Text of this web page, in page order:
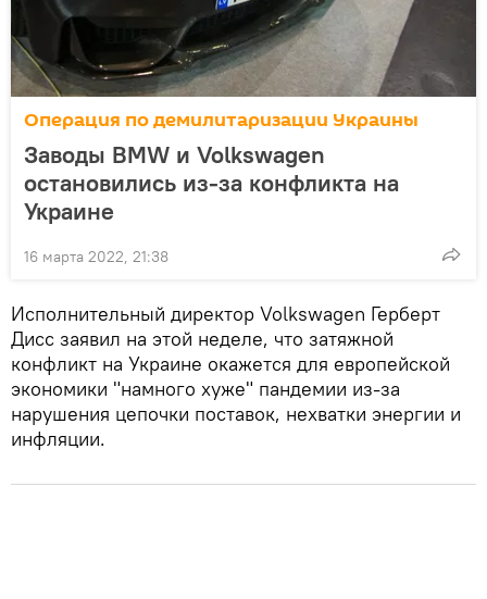
Операция по демилитаризации Украины
Заводы BMW и Volkswagen
остановились из-за конфликта на
Украине
16 марта 2022, 21:38
Исполнительный директор Volkswagen Герберт
Дисс заявил на этой неделе, что затяжной
конфликт на Украине окажется для европейской
экономики "намного хуже" пандемии из-за
нарушения цепочки поставок, нехватки энергии и
инфляции.